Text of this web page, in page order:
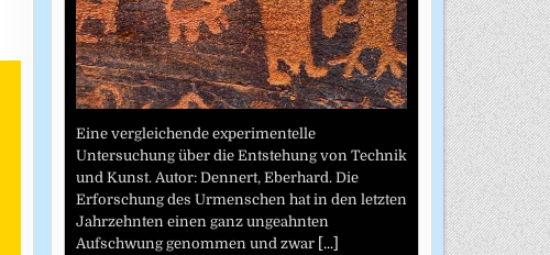
Eine vergleichende experimentelle
Untersuchung über die Entstehung von Technik
und Kunst. Autor: Dennert, Eberhard. Die
Erforschung des Urmenschen hat in den letzten
Jahrzehnten einen ganz ungeahnten
Aufschwung genommen und zwar [...]